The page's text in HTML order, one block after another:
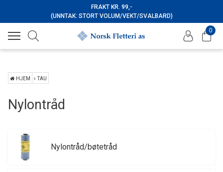
FRAKT KR. 99,-
(UNNTAK: STORT VOLUM/VEKT/SVALBARD)
0
HJEM TAU
Nylontråd
Nylontråd/bøtetråd